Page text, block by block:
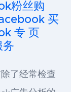
粉丝购
买
专 页
了经常检查